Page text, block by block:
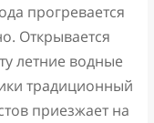
прогревается
Открывается
летние водные
традиционный
приезжает на